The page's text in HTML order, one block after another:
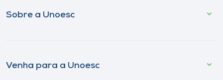
Sobre a Unoesc
Venha para a Unoesc